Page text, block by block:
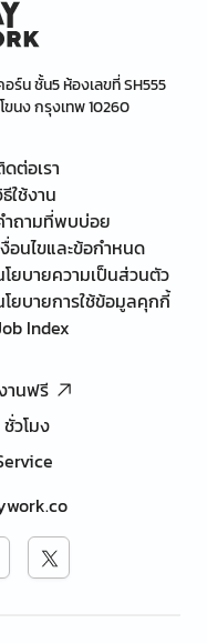
ร์น ชั้น5 ห้องเลขที่ SH555
นง กรุงเทพ 10260
ต่อเรา
ใช้งาน
ำถามที่พบบ่อย
งื่อนไขและข้อกำหนด
โยบายความเป็นส่วนตัว
โยบายการใช้ข้อมูลคุกกี้
Index
านฟรี
วโมง